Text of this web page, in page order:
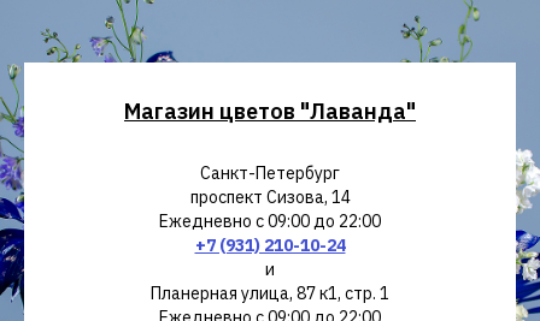
Магазин цветов "Лаванда"
Санкт-Петербург
проспект Сизова, 14
Ежедневно с 09:00 до 22:00
+7 (931) 210-10-24
и
Планерная улица, 87 к1, стр. 1